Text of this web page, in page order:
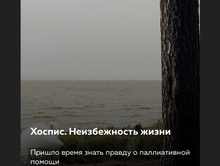
Хоспис. Неизбежность жизни
Пришло время знать правду о паллиативной
помощи